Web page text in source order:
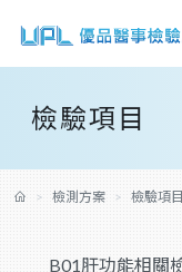
檢驗項目
檢測方案 檢驗項目